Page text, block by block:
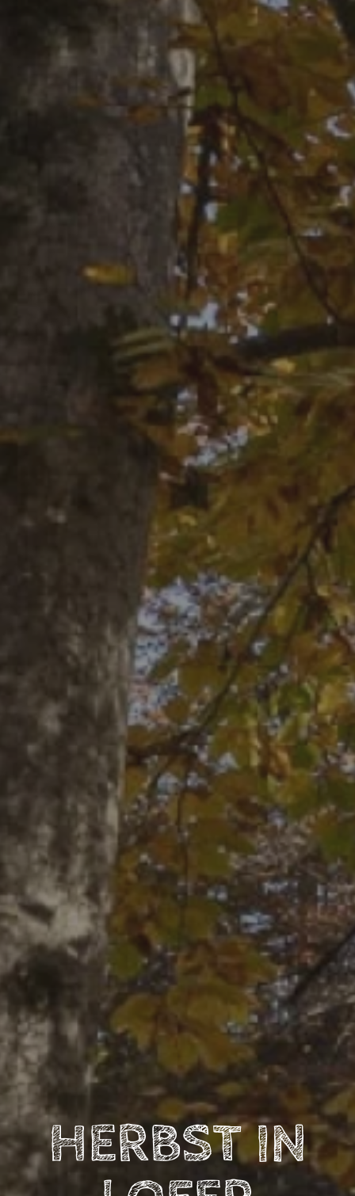
HERBST IN